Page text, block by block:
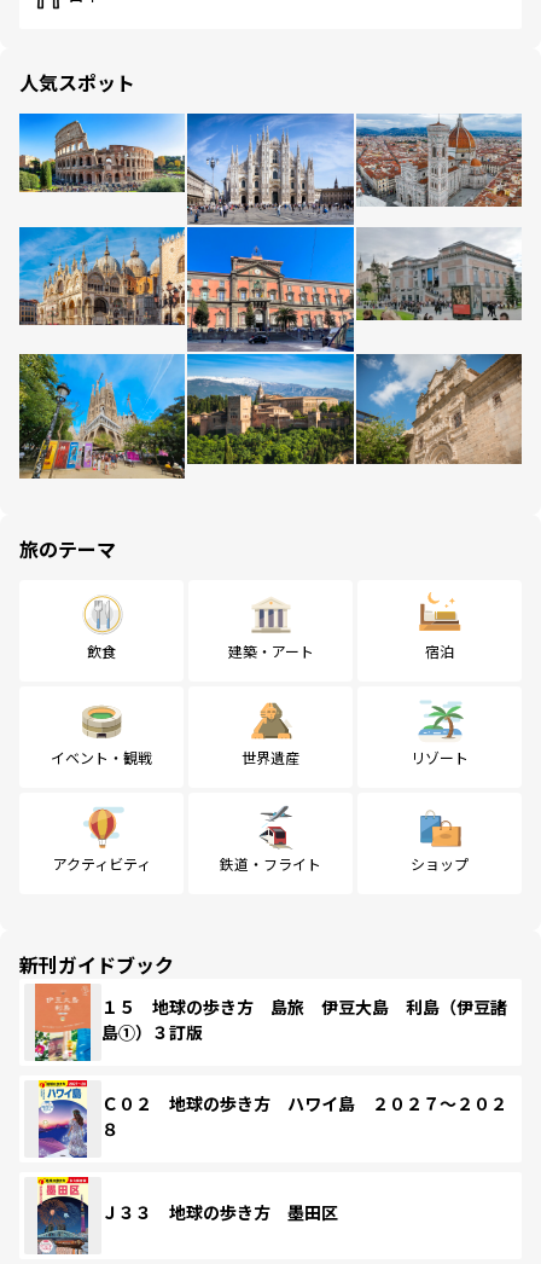
人気スポット
旅のテーマ
飲食 建築・アート 宿泊
イベント・観戦 世界遺産 リゾート
アクティビティ 鉄道・フライト ショップ
新刊ガイドブック
１５ 地球の歩き方 島旅 伊豆大島 利島（伊豆諸
島①）３訂版
Ｃ０２ 地球の歩き方 ハワイ島 ２０２７～２０２
８
Ｊ３３ 地球の歩き方 墨田区